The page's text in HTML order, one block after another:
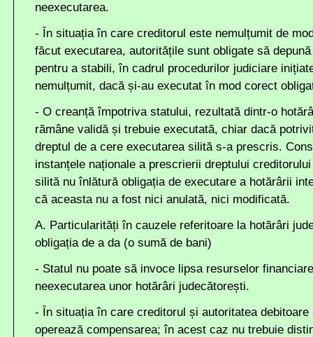
neexecutarea.
- În situația în care creditorul este nemulțumit de
făcut executarea, autoritățile sunt obligate să
pentru a stabili, în cadrul procedurilor judiciare
nemulțumit, dacă și-au executat în mod corect
- O creanță împotriva statului, rezultată dintr-o
rămâne validă și trebuie executată, chiar dacă
dreptul de a cere executarea silită s-a prescris.
instanțele naționale a prescrierii dreptului
silită nu înlătură obligația de executare a hotărârii
că aceasta nu a fost nici anulată, nici modificată.
A. Particularități în cauzele referitoare la hotărâri
obligația de a da (o sumă de bani)
- Statul nu poate să invoce lipsa resurselor
neexecutarea unor hotărâri judecătorești.
- În situația în care creditorul și autoritatea
operează compensarea; în acest caz nu trebuie